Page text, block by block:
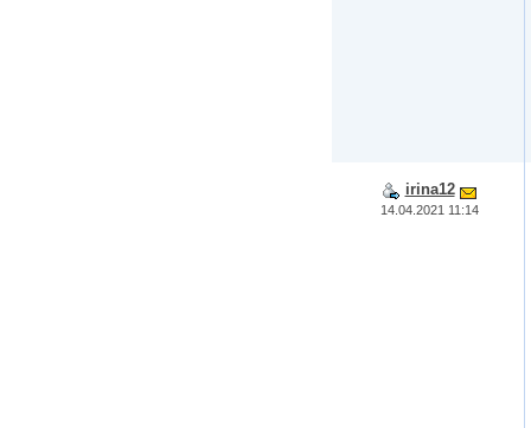
irina12
14.04.2021 11:14